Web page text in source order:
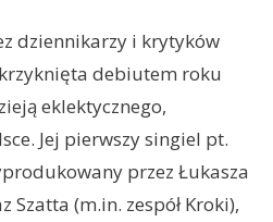
dziennikarzy i krytyków
debiutem roku
eklektycznego,
Jej pierwszy singiel pt.
przez Łukasza
Szatta (m.in. zespół Kroki),